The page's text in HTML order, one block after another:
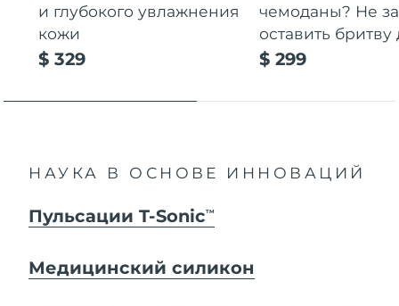
и глубокого увлажнения
кожи
$ 329
чемоданы? Не
оставить бритву
$ 299
НАУКА В ОСНОВЕ ИННОВАЦИЙ
Пульсации T-SonicTM
Медицинский силикон